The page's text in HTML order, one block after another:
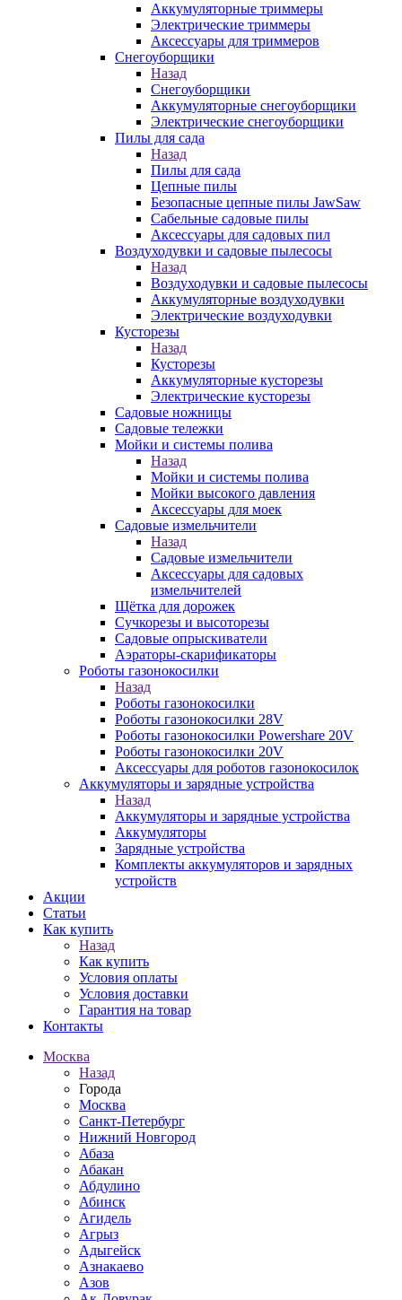
Аккумуляторные триммеры
Электрические триммеры
Аксессуары для триммеров
Снегоуборщики
Назад
Снегоуборщики
Аккумуляторные снегоуборщики
Электрические снегоуборщики
Пилы для сада
Назад
Пилы для сада
Цепные пилы
Безопасные цепные пилы JawSaw
Сабельные садовые пилы
Аксессуары для садовых пил
Воздуходувки и садовые пылесосы
Назад
Воздуходувки и садовые пылесосы
Аккумуляторные воздуходувки
Электрические воздуходувки
Кусторезы
Назад
Кусторезы
Аккумуляторные кусторезы
Электрические кусторезы
Садовые ножницы
Садовые тележки
Мойки и системы полива
Назад
Мойки и системы полива
Мойки высокого давления
Аксессуары для моек
Садовые измельчители
Назад
Садовые измельчители
Аксессуары для садовых
измельчителей
Щётка для дорожек
Сучкорезы и высоторезы
Садовые опрыскиватели
Аэраторы-скарификаторы
Роботы газонокосилки
Назад
Роботы газонокосилки
Роботы газонокосилки 28V
Роботы газонокосилки Powershare 20V
Роботы газонокосилки 20V
Аксессуары для роботов газонокосилок
Аккумуляторы и зарядные устройства
Назад
Аккумуляторы и зарядные устройства
Аккумуляторы
Зарядные устройства
Комплекты аккумуляторов и зарядных
устройств
Акции
Статьи
Как купить
Назад
Как купить
Условия оплаты
Условия доставки
Гарантия на товар
Контакты
Москва
Назад
Города
Москва
Санкт-Петербург
Нижний Новгород
Абаза
Абакан
Абдулино
Абинск
Агидель
Агрыз
Адыгейск
Азнакаево
Азов